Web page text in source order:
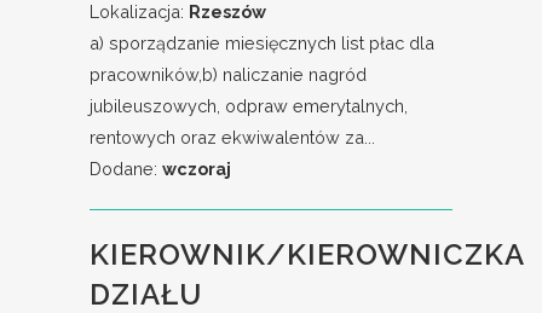
Lokalizacja: Rzeszów
a) sporządzanie miesięcznych list płac dla
pracowników,b) naliczanie nagród
jubileuszowych, odpraw emerytalnych,
rentowych oraz ekwiwalentów za...
Dodane: wczoraj
KIEROWNIK/KIEROWNICZKA
DZIAŁU